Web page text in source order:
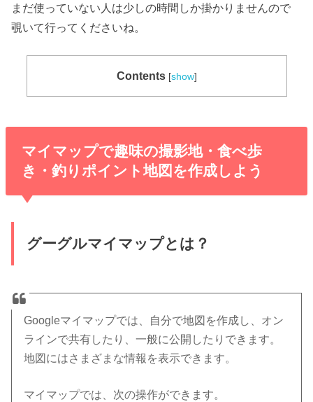
まだ使っていない人は少しの時間しか掛かりませんので
覗いて行ってくださいね。
Contents [show]
マイマップで趣味の撮影地・食べ歩
き・釣りポイント地図を作成しよう
グーグルマイマップとは？
Googleマイマップでは、自分で地図を作成し、オン
ラインで共有したり、一般に公開したりできます。
地図にはさまざまな情報を表示できます。
マイマップでは、次の操作ができます。